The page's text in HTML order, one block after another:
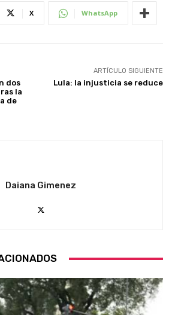
X WhatsApp
dos
la
de
ARTÍCULO SIGUIENTE
Lula: la injusticia se reduce
Daiana Gimenez